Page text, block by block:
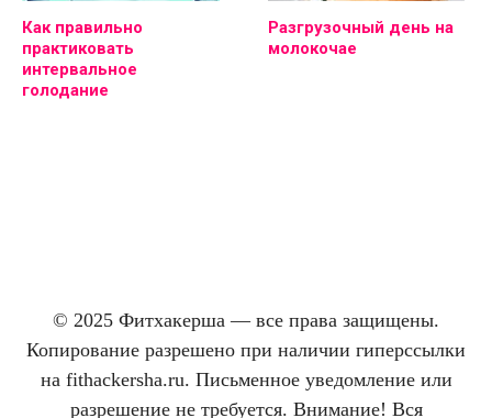
Как правильно
практиковать
интервальное
голодание
Разгрузочный день на
молокочае
© 2025 Фитхакерша — все права защищены.
Копирование разрешено при наличии гиперссылки
на fithackersha.ru. Письменное уведомление или
разрешение не требуется. Внимание! Вся